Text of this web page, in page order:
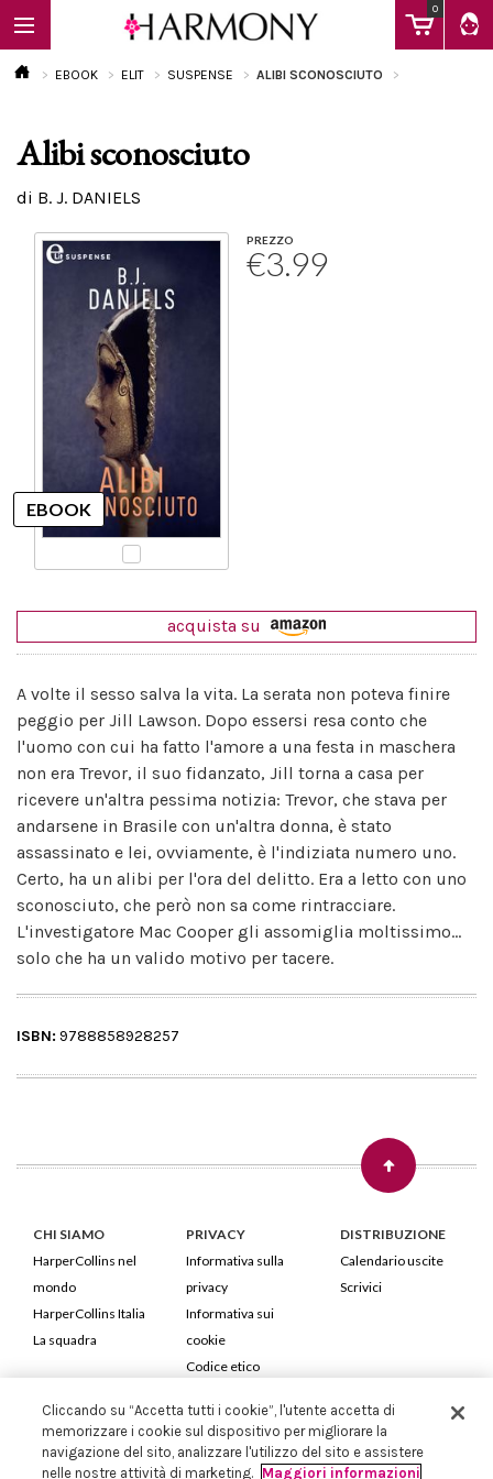
0
EBOOK
EBOOK ELIT SUSPENSE ALIBI SCONOSCIUTO
Alibi sconosciuto
di B. J. DANIELS
PREZZO
€3.99
acquista su
A volte il sesso salva la vita. La serata non poteva finire
peggio per Jill Lawson. Dopo essersi resa conto che
l'uomo con cui ha fatto l'amore a una festa in maschera
non era Trevor, il suo fidanzato, Jill torna a casa per
ricevere un'altra pessima notizia: Trevor, che stava per
andarsene in Brasile con un'altra donna, è stato
assassinato e lei, ovviamente, è l'indiziata numero uno.
Certo, ha un alibi per l'ora del delitto. Era a letto con uno
sconosciuto, che però non sa come rintracciare.
L'investigatore Mac Cooper gli assomiglia moltissimo...
solo che ha un valido motivo per tacere.
ISBN: 9788858928257
CHI SIAMO
HarperCollins nel
mondo
HarperCollins Italia
La squadra
PRIVACY
Informativa sulla
privacy
Informativa sui
cookie
Codice etico
DISTRIBUZIONE
Calendario uscite
Scrivici
HarperCollins Italia S.p.A. Viale Monte Nero, 84 - 20135 Milano
Cod. Fiscale e P.IVA 05946780151 - Capitale Sociale 258.250 €
Iscritta in Milano al Registro delle imprese nr.198004 e REA nr.1051898
Cliccando su “Accetta tutti i cookie”, l'utente accetta di
memorizzare i cookie sul dispositivo per migliorare la
navigazione del sito, analizzare l'utilizzo del sito e assistere
nelle nostre attività di marketing. Maggiori informazioni